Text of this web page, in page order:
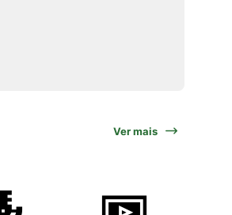
Ver mais